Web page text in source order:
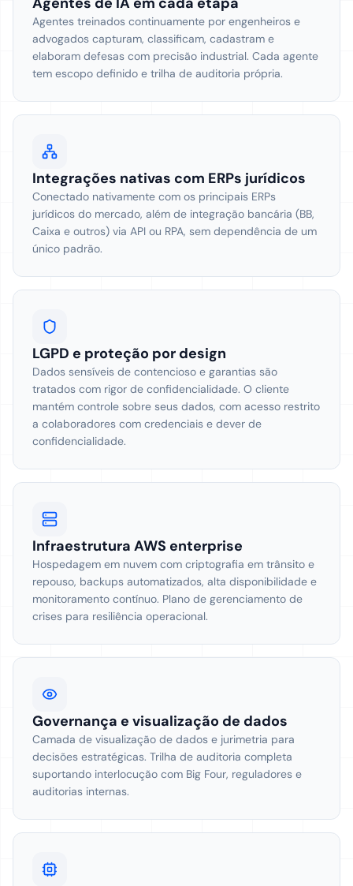
Agentes treinados continuamente por engenheiros e
advogados capturam, classificam, cadastram e
elaboram defesas com precisão industrial. Cada agente
tem escopo definido e trilha de auditoria própria.
Integrações nativas com ERPs jurídicos
Conectado nativamente com os principais ERPs
jurídicos do mercado, além de integração bancária (BB,
Caixa e outros) via API ou RPA, sem dependência de um
único padrão.
LGPD e proteção por design
Dados sensíveis de contencioso e garantias são
tratados com rigor de confidencialidade. O cliente
mantém controle sobre seus dados, com acesso restrito
a colaboradores com credenciais e dever de
confidencialidade.
Infraestrutura AWS enterprise
Hospedagem em nuvem com criptografia em trânsito e
repouso, backups automatizados, alta disponibilidade e
monitoramento contínuo. Plano de gerenciamento de
crises para resiliência operacional.
Governança e visualização de dados
Camada de visualização de dados e jurimetria para
decisões estratégicas. Trilha de auditoria completa
suportando interlocução com Big Four, reguladores e
auditorias internas.